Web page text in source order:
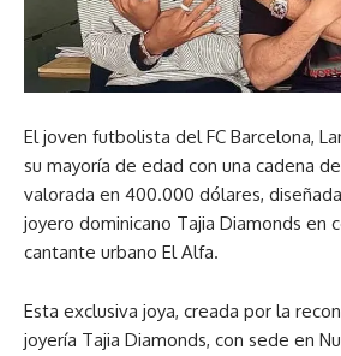
El joven futbolista del FC Barcelona,
su mayoría de edad con una cadena
valorada en 400.000 dólares,
joyero dominicano Tajia Diamonds en
cantante urbano El Alfa.
Esta exclusiva joya, creada por la
joyería Tajia Diamonds, con sede en